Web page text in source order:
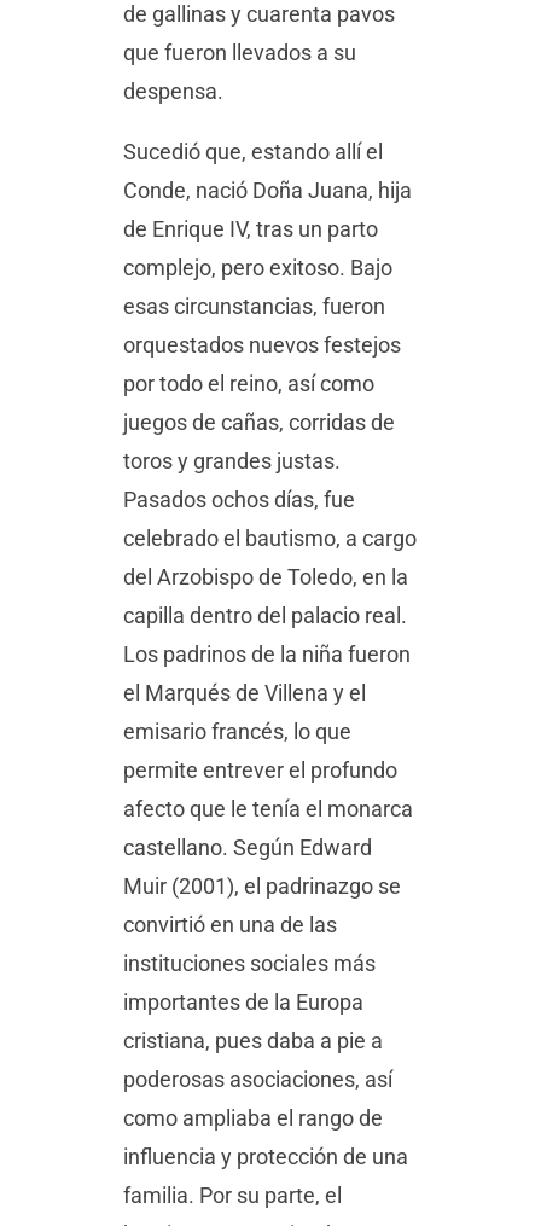
de gallinas y cuarenta pavos
que fueron llevados a su
despensa.
Sucedió que, estando allí el
Conde, nació Doña Juana, hija
de Enrique IV, tras un parto
complejo, pero exitoso. Bajo
esas circunstancias, fueron
orquestados nuevos festejos
por todo el reino, así como
juegos de cañas, corridas de
toros y grandes justas.
Pasados ochos días, fue
celebrado el bautismo, a cargo
del Arzobispo de Toledo, en la
capilla dentro del palacio real.
Los padrinos de la niña fueron
el Marqués de Villena y el
emisario francés, lo que
permite entrever el profundo
afecto que le tenía el monarca
castellano. Según Edward
Muir (2001), el padrinazgo se
convirtió en una de las
instituciones sociales más
importantes de la Europa
cristiana, pues daba a pie a
poderosas asociaciones, así
como ampliaba el rango de
influencia y protección de una
familia. Por su parte, el